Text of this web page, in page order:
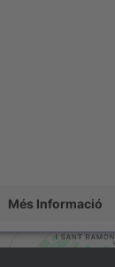
Més Informació
Accepta